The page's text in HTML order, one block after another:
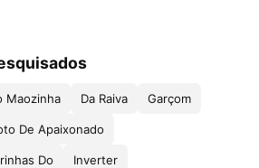
Maozinha Da Raiva Garçom
De Apaixonado
Do Inverter